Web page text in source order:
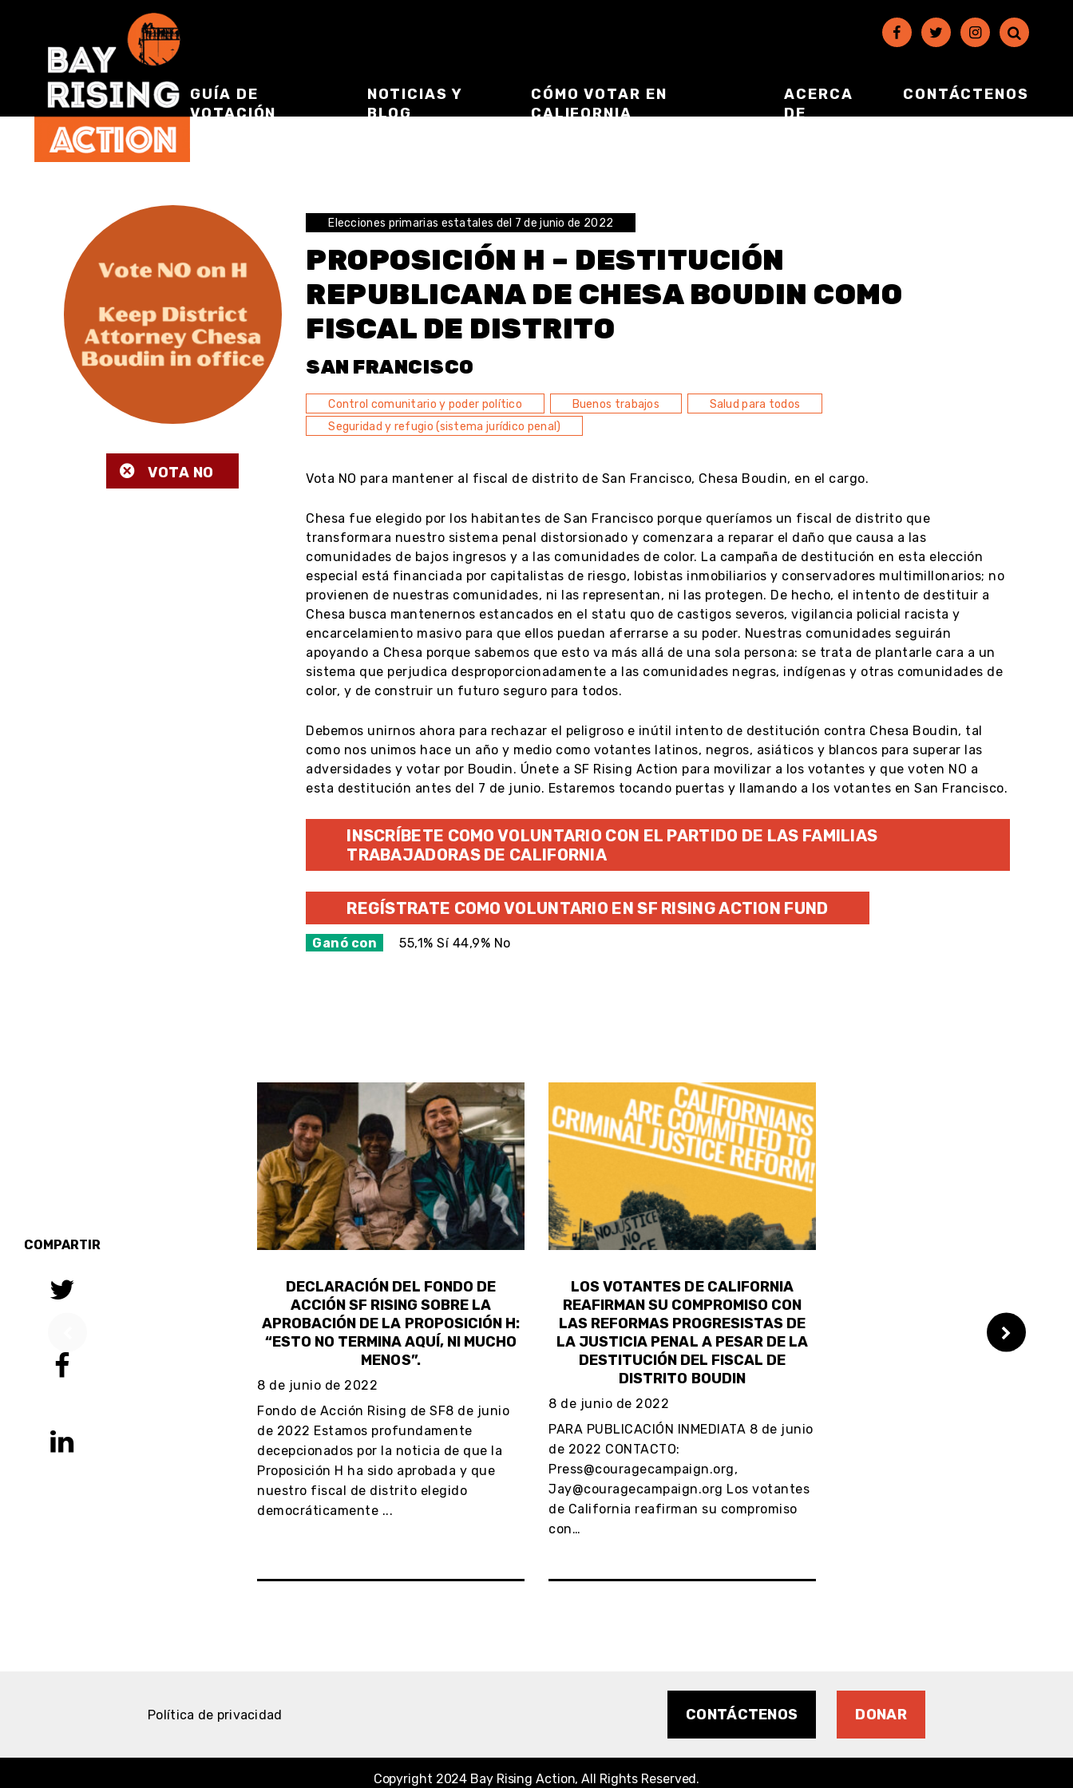
GUÍA DE
VOTACIÓN
NOTICIAS Y
BLOG
CÓMO VOTAR EN
CALIFORNIA
ACERCA
DE
CONTÁCTENOS
VOTA NO
Elecciones primarias estatales del 7 de junio de 2022
PROPOSICIÓN H – DESTITUCIÓN
REPUBLICANA DE CHESA BOUDIN COMO
FISCAL DE DISTRITO
SAN FRANCISCO
Control comunitario y poder político Buenos trabajos
Salud para todos
Seguridad y refugio (sistema jurídico penal)
Vota NO para mantener al fiscal de distrito de San Francisco, Chesa Boudin, en el cargo.
Chesa fue elegido por los habitantes de San Francisco porque queríamos un fiscal de distrito que
transformara nuestro sistema penal distorsionado y comenzara a reparar el daño que causa a las
comunidades de bajos ingresos y a las comunidades de color. La campaña de destitución en esta elección
especial está financiada por capitalistas de riesgo, lobistas inmobiliarios y conservadores multimillonarios; no
provienen de nuestras comunidades, ni las representan, ni las protegen. De hecho, el intento de destituir a
Chesa busca mantenernos estancados en el statu quo de castigos severos, vigilancia policial racista y
encarcelamiento masivo para que ellos puedan aferrarse a su poder. Nuestras comunidades seguirán
apoyando a Chesa porque sabemos que esto va más allá de una sola persona: se trata de plantarle cara a un
sistema que perjudica desproporcionadamente a las comunidades negras, indígenas y otras comunidades de
color, y de construir un futuro seguro para todos.
Debemos unirnos ahora para rechazar el peligroso e inútil intento de destitución contra Chesa Boudin, tal
como nos unimos hace un año y medio como votantes latinos, negros, asiáticos y blancos para superar las
adversidades y votar por Boudin. Únete a SF Rising Action para movilizar a los votantes y que voten NO a
esta destitución antes del 7 de junio. Estaremos tocando puertas y llamando a los votantes en San Francisco.
INSCRÍBETE COMO VOLUNTARIO CON EL PARTIDO DE LAS FAMILIAS
TRABAJADORAS DE CALIFORNIA
REGÍSTRATE COMO VOLUNTARIO EN SF RISING ACTION FUND
Ganó con 55,1% Sí 44,9% No
COMPARTIR
DECLARACIÓN DEL FONDO DE
ACCIÓN SF RISING SOBRE LA
APROBACIÓN DE LA PROPOSICIÓN H:
“ESTO NO TERMINA AQUÍ, NI MUCHO
MENOS”.
8 de junio de 2022
Fondo de Acción Rising de SF8 de junio
de 2022 Estamos profundamente
decepcionados por la noticia de que la
Proposición H ha sido aprobada y que
nuestro fiscal de distrito elegido
democráticamente ...
LOS VOTANTES DE CALIFORNIA
REAFIRMAN SU COMPROMISO CON
LAS REFORMAS PROGRESISTAS DE
LA JUSTICIA PENAL A PESAR DE LA
DESTITUCIÓN DEL FISCAL DE
DISTRITO BOUDIN
8 de junio de 2022
PARA PUBLICACIÓN INMEDIATA 8 de junio
de 2022 CONTACTO:
Press@couragecampaign.org,
Jay@couragecampaign.org Los votantes
de California reafirman su compromiso
con…
Política de privacidad CONTÁCTENOS DONAR
Copyright 2024 Bay Rising Action, All Rights Reserved.